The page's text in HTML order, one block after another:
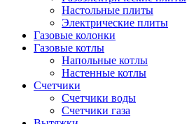
Настольные плиты
Электрические плиты
Газовые колонки
Газовые котлы
Напольные котлы
Настенные котлы
Счетчики
Счетчики воды
Счетчики газа